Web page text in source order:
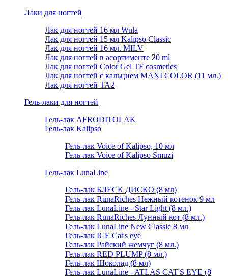
Лаки для ногтей
Лак для ногтей 16 мл Wula
Лак для ногтей 15 мл Kalipso Classic
Лак для ногтей 16 мл. MILV
Лак для ногтей в асортименте 20 ml
Лак для ногтей Color Gel TF cosmetics
Лак для ногтей с кальцием MAXI COLOR (11 мл.)
Лак для ногтей TA2
Гель-лаки для ногтей
Гель-лак AFRODITOLAK
Гель-лак Kalipso
Гель-лак Voice of Kalipso, 10 мл
Гель-лак Voice of Kalipso Smuzi
Гель-лак LunaLine
Гель-лак БЛЕСК ДИСКО (8 мл)
Гель-лак RunaRiches Нежный котенок 9 мл
Гель-лак LunaLine - Star Light (8 мл.)
Гель-лак RunaRiches Лунный кот (8 мл.)
Гель-лак LunaLine New Classic 8 мл
Гель-лак ICE Cat's eye
Гель-лак Райский жемчуг (8 мл.)
Гель-лак RED PLUMP (8 мл.)
Гель-лак Шоколад (8 мл)
Гель-лак LunaLine - ATLAS CAT'S EYE (8